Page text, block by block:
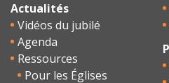
Actualités
Vidéos du jubilé
Agenda
Ressources
Pour les Églises